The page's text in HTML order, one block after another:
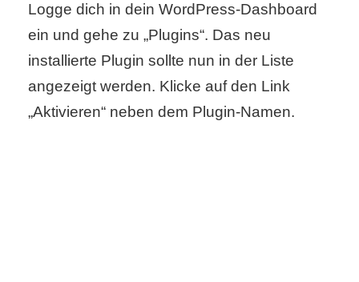
Logge dich in dein WordPress-Dashboard
ein und gehe zu „Plugins“. Das neu
installierte Plugin sollte nun in der Liste
angezeigt werden. Klicke auf den Link
„Aktivieren“ neben dem Plugin-Namen.